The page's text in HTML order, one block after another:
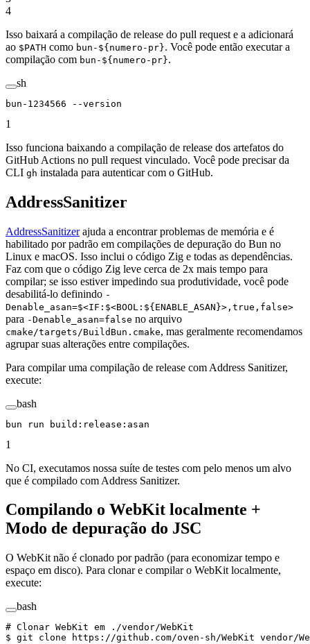
4
Isso baixará a compilação de release do pull request e a adicionará
ao $PATH como bun-${numero-pr}. Você pode então executar a
compilação com bun-${numero-pr}.
sh
bun-1234566 --version
1
Isso funciona baixando a compilação de release dos artefatos do
GitHub Actions no pull request vinculado. Você pode precisar da
CLI gh instalada para autenticar com o GitHub.
AddressSanitizer
AddressSanitizerajuda a encontrar problemas de memória e é
habilitado por padrão em compilações de depuração do Bun no
Linux e macOS. Isso inclui o código Zig e todas as dependências.
Faz com que o código Zig leve cerca de 2x mais tempo para
compilar; se isso estiver impedindo sua produtividade, você pode
desabilitá-lo definindo -
Denable_asan=$<IF:$<BOOL:${ENABLE_ASAN}>,true,false>
para -Denable_asan=false no arquivo
cmake/targets/BuildBun.cmake, mas geralmente recomendamos
agrupar suas alterações entre compilações.
Para compilar uma compilação de release com Address Sanitizer,
execute:
bash
bun run build:release:asan
1
No CI, executamos nossa suíte de testes com pelo menos um alvo
que é compilado com Address Sanitizer.
Compilando o WebKit localmente +
Modo de depuração do JSC
O WebKit não é clonado por padrão (para economizar tempo e
espaço em disco). Para clonar e compilar o WebKit localmente,
execute:
bash
# Clonar WebKit em ./vendor/WebKit
$ git clone https://github.com/oven-sh/WebKit vendor/